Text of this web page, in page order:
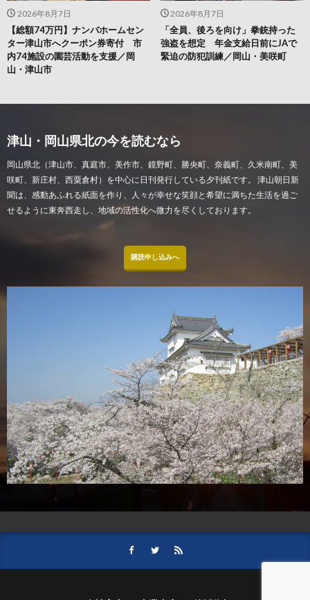
2026年8月7日
「全員、後ろを向け」拳銃持った
強盗を想定 年金支給日前にJAで
緊迫の防犯訓練／岡山・美咲町
2026年8月7日
【総額74万円】ナンバホームセン
ター津山市へクーポン券寄付 市
内74施設の園芸活動を支援／岡
山・津山市
津山・岡山県北の今を読むなら
岡山県北（津山市、真庭市、美作市、鏡野町、勝央町、奈義町、久米南町、美
咲町、新庄村、西粟倉村）を中心に日刊発行している夕刊紙です。 津山朝日新
聞は、感動あふれる紙面を作り、人々が幸せな笑顔と希望に満ちた生活を過ご
せるように東奔西走し、地域の活性化へ微力を尽くしております。
購読申し込みへ